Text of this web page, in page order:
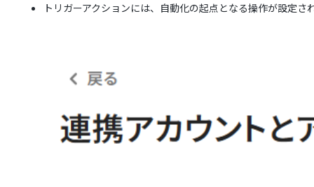
トリガーアクションには、自動化の起点となる操作が設定さ